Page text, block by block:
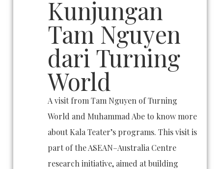
Kunjungan
Tam Nguyen
dari Turning
World
A visit from Tam Nguyen of Turning
World and Muhammad Abe to know more
about Kala Teater’s programs. This visit is
part of the ASEAN–Australia Centre
research initiative, aimed at building